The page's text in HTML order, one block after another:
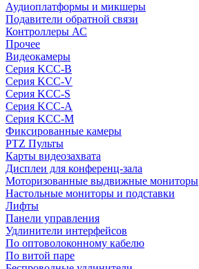
Аудиоплатформы и микшеры
Подавители обратной связи
Контроллеры АС
Прочее
Видеокамеры
Серия KCC-B
Серия KCC-V
Серия KCC-S
Серия KCC-A
Серия KCC-M
Фиксированные камеры
PTZ Пульты
Карты видеозахвата
Дисплеи для конференц-зала
Моторизованные выдвижные мониторы
Настольные мониторы и подставки
Лифты
Панели управления
Удлинители интерфейсов
По оптоволоконному кабелю
По витой паре